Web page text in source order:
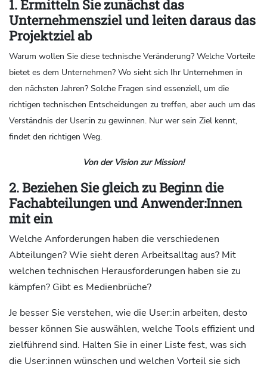
1. Ermitteln Sie zunächst das
Unternehmensziel und leiten daraus das
Projektziel ab
Warum wollen Sie diese technische Veränderung? Welche Vorteile
bietet es dem Unternehmen? Wo sieht sich Ihr Unternehmen in
den nächsten Jahren? Solche Fragen sind essenziell, um die
richtigen technischen Entscheidungen zu treffen, aber auch um das
Verständnis der User:in zu gewinnen. Nur wer sein Ziel kennt,
findet den richtigen Weg.
Von der Vision zur Mission!
2. Beziehen Sie gleich zu Beginn die
Fachabteilungen und Anwender:Innen
mit ein
Welche Anforderungen haben die verschiedenen
Abteilungen? Wie sieht deren Arbeitsalltag aus? Mit
welchen technischen Herausforderungen haben sie zu
kämpfen? Gibt es Medienbrüche?
Je besser Sie verstehen, wie die User:in arbeiten, desto
besser können Sie auswählen, welche Tools effizient und
zielführend sind. Halten Sie in einer Liste fest, was sich
die User:innen wünschen und welchen Vorteil sie sich